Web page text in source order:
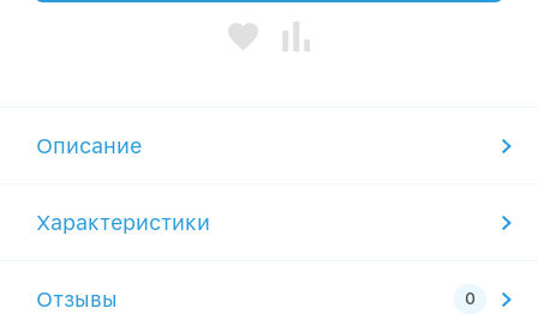
Описание
Характеристики
Отзывы